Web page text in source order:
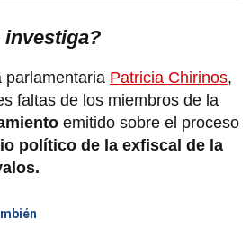
investiga?
parlamentaria Patricia Chirinos,
faltas de los miembros de la
emitido sobre el proceso
político de la exfiscal de la